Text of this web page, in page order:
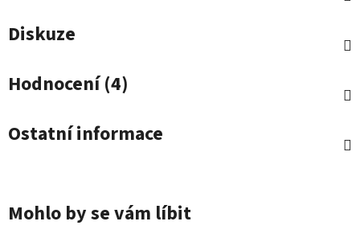
Diskuze
Hodnocení (4)
Ostatní informace
Mohlo by se vám líbit